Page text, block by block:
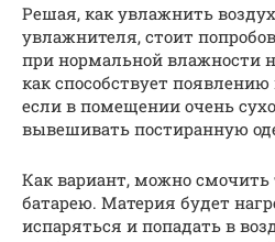
Решая, как увлажнить
увлажнителя, стоит
при нормальной влажности
как способствует
если в помещении очень
вывешивать постиранную
Как вариант, можно смочить
батарею. Материя будет
испаряться и попадать в